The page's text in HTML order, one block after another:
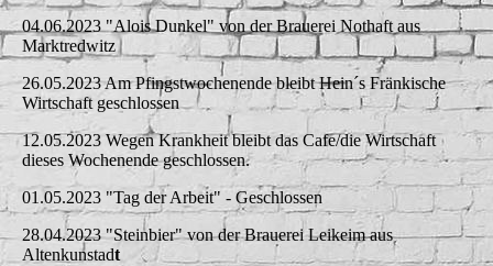
04.06.2023 "Alois Dunkel" von der Brauerei Nothaft aus
Marktredwitz
26.05.2023 Am Pfingstwochenende bleibt Hein´s Fränkische
Wirtschaft geschlossen
12.05.2023 Wegen Krankheit bleibt das Cafe/die Wirtschaft
dieses Wochenende geschlossen.
01.05.2023 "Tag der Arbeit" - Geschlossen
28.04.2023 "Steinbier" von der Brauerei Leikeim aus
Altenkunstadt